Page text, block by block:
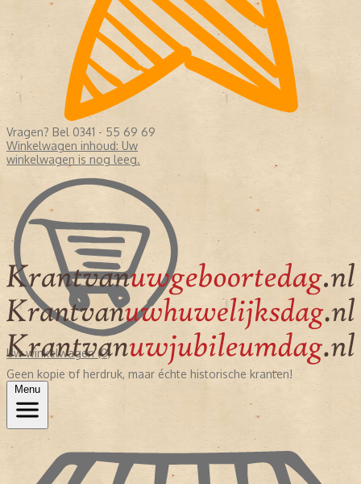
Vragen? Bel 0341 - 55 69 69
Winkelwagen inhoud: Uw
winkelwagen is nog leeg.
Uw winkelwagen (0)
Geen kopie of herdruk, maar échte historische kranten!
Menu